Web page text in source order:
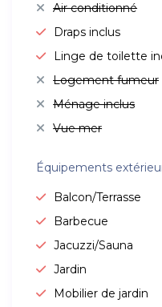
Air conditionné
Draps inclus
Linge de toilette
Logement fumeur
Ménage inclus
Vue mer
Équipements
Balcon/Terrasse
Barbecue
Jacuzzi/Sauna
Jardin
Mobilier de jardin